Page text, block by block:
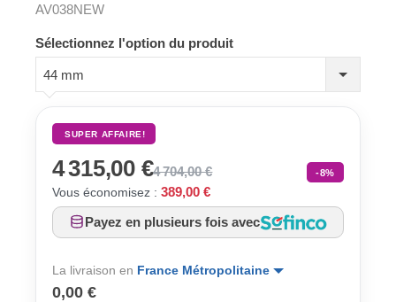
AV038NEW
Sélectionnez l'option du produit
44 mm
SUPER AFFAIRE!
4 315,00 €4 704,00 € -8%
Vous économisez : 389,00 €
Payez en plusieurs fois avec
La livraison en France Métropolitaine
0,00 €